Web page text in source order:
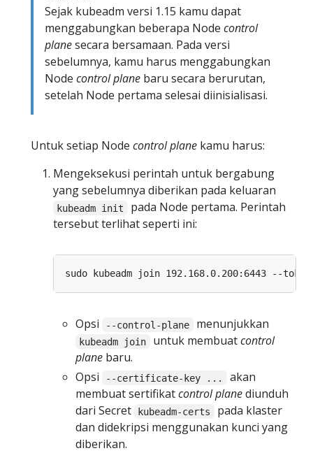
Sejak kubeadm versi 1.15 kamu dapat
menggabungkan beberapa Node control
planesecara bersamaan. Pada versi
sebelumnya, kamu harus menggabungkan
Node control plane baru secara berurutan,
setelah Node pertama selesai diinisialisasi.
Untuk setiap Node control plane kamu harus:
Mengeksekusi perintah untuk bergabung
yang sebelumnya diberikan pada keluaran
kubeadm init
pada Node pertama. Perintah
tersebut terlihat seperti ini:
Opsi --control-plane menunjukkan
kubeadm join untuk membuatcontrol
plane baru.
Opsi
--certificate-key ...
akan
membuat sertifikatcontrol planediunduh
dari Secret
kubeadm-certs
pada klaster
dan didekripsi menggunakan kunci yang
diberikan.